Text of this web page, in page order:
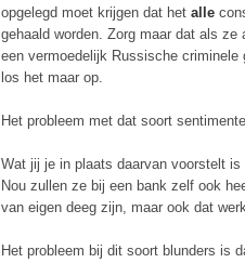
opgelegd moet krijgen dat het alle
gehaald worden. Zorg maar dat als
een vermoedelijk Russische criminele
los het maar op.
Het probleem met dat soort
Wat jij je in plaats daarvan voorstelt
Nou zullen ze bij een bank zelf ook
van eigen deeg zijn, maar ook dat
Het probleem bij dit soort blunders is